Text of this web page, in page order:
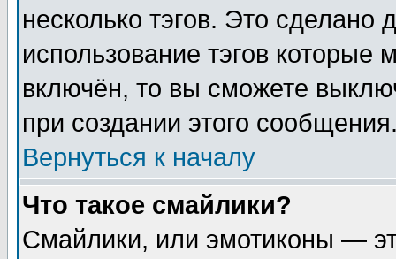
несколько тэгов. Это сделано
использование тэгов
включён, то вы сможете
при создании этого
Вернуться к началу
Что такое смайлики?
Смайлики, или эмотиконы —